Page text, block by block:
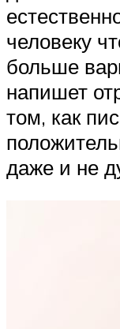
человеку
больше
напишет
том, как
даже и не